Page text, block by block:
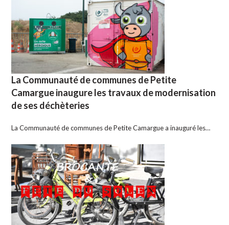
La Communauté de communes de Petite
Camargue inaugure les travaux de modernisation
de ses déchèteries
La Communauté de communes de Petite Camargue a inauguré les…